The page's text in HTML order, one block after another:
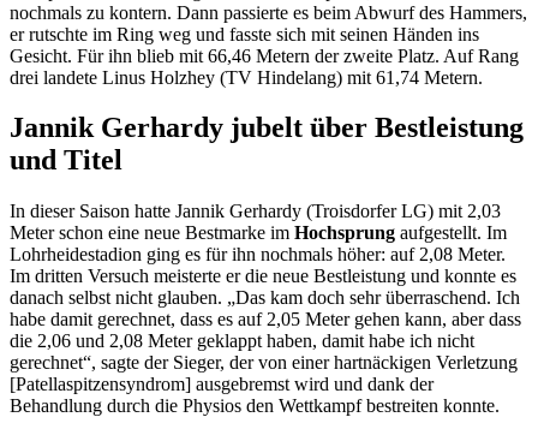
nochmals zu kontern. Dann passierte es beim Abwurf des Hammers,
er rutschte im Ring weg und fasste sich mit seinen Händen ins
Gesicht. Für ihn blieb mit 66,46 Metern der zweite Platz. Auf Rang
drei landete Linus Holzhey (TV Hindelang) mit 61,74 Metern.
Jannik Gerhardy jubelt über Bestleistung
und Titel
In dieser Saison hatte Jannik Gerhardy (Troisdorfer LG) mit 2,03
Meter schon eine neue Bestmarke im Hochsprung aufgestellt. Im
Lohrheidestadion ging es für ihn nochmals höher: auf 2,08 Meter.
Im dritten Versuch meisterte er die neue Bestleistung und konnte es
danach selbst nicht glauben. „Das kam doch sehr überraschend. Ich
habe damit gerechnet, dass es auf 2,05 Meter gehen kann, aber dass
die 2,06 und 2,08 Meter geklappt haben, damit habe ich nicht
gerechnet“, sagte der Sieger, der von einer hartnäckigen Verletzung
[Patellaspitzensyndrom] ausgebremst wird und dank der
Behandlung durch die Physios den Wettkampf bestreiten konnte.